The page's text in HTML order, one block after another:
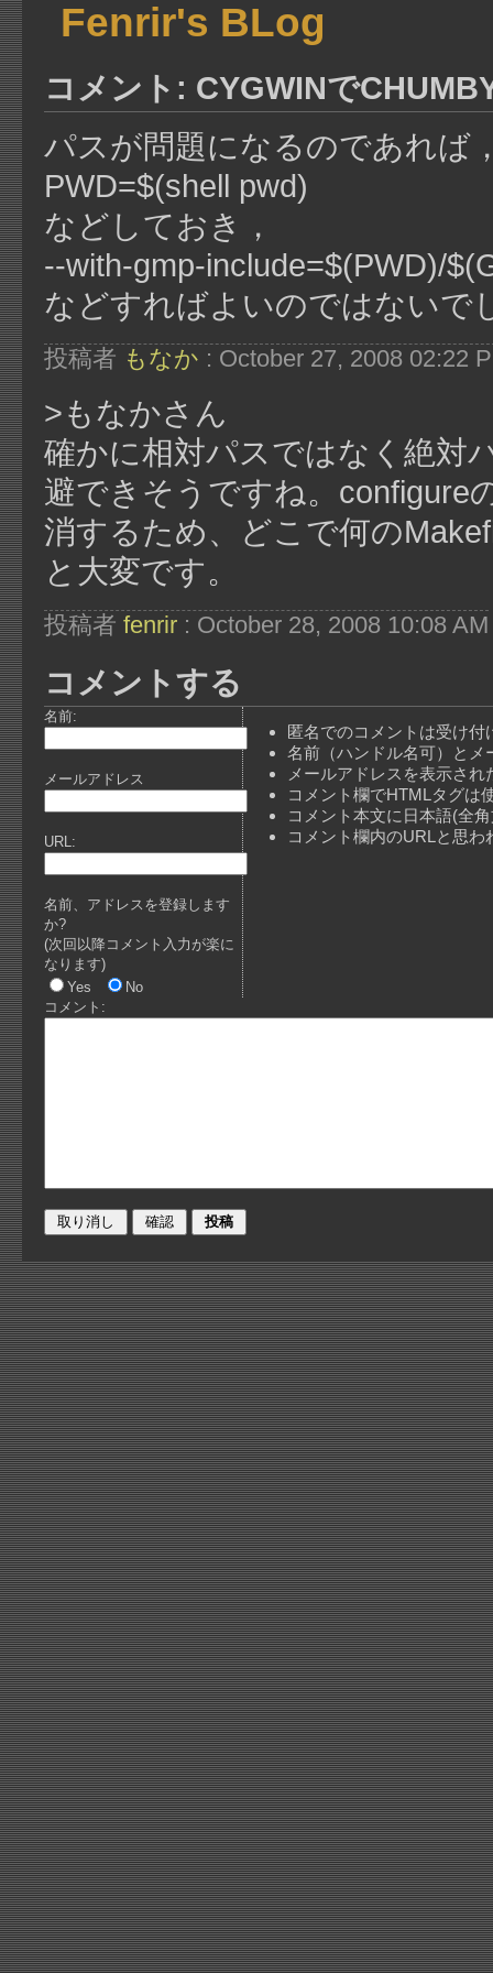
Fenrir's BLog
コメント: CYGWINで
パスが問題になるのであれば
PWD=$(shell pwd)
などしておき，
--with-gmp-include=$(PWD)/
などすればよいのではないで
投稿者 もなか : October 27, 2008 02:22
>もなかさん
確かに相対パスではなく絶対
避できそうですね。configure
消するため、どこで何の
と大変です。
投稿者 fenrir : October 28, 2008 10:08 AM
コメントする
名前:
メールアドレス
URL:
名前、アドレスを登録します
か?
(次回以降コメント入力が楽に
なります)
Yes
No
匿名でのコメントは受け付
名前（ハンドル名可）とメ
メールアドレスを表示さ
コメント欄でHTMLタグは
コメント本文に日本語(全
コメント欄内のURLと思
コメント: